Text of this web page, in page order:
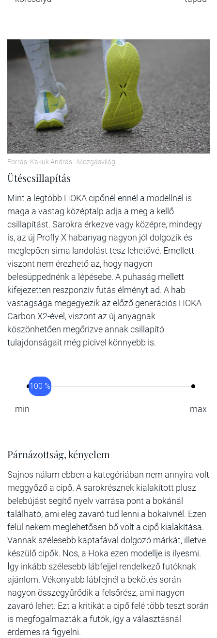
Forrás: Kakuk András - Mozgásvilág
Ütéscsillapítás
Mint a legtöbb HOKA cipőnél ennél a modellnél is
maga a vastag középtalp adja a meg a kellő
csillapítást. Sarokra érkezve vagy középre, mindegy
is, az új Profly X habanyag nagyon jól dolgozik és
meglepően sima landolást tesz lehetővé. Emellett
viszont nem érezhető az, hogy nagyon
belesüppednénk a lépésebe. A puhaság mellett
kifejezetten reszponzív futás élményt ad. A hab
vastagsága megegyezik az előző generációs HOKA
Carbon X2-ével, viszont az új anyagnak
köszönhetően megőrizve annak csillapító
tulajdonságait még picivel könnyebb is.
100 %
min max
Párnázottság, kényelem
Sajnos nálam ebben a kategóriában nem annyira volt
meggyőző a cipő. A sarokrésznek kialakított plusz
belebújást segítő nyelv varrása pont a bokánál
található, ami elég zavaró tud lenni a bokaívnél. Ezen
felül nekem meglehetősen bő volt a cipő kialakítása.
Vannak szélesebb kaptafával dolgozó márkát, illetve
készülő cipők. Nos, a Hoka ezen modellje is ilyesmi.
Így inkább szélesebb lábfejjel rendelkező futóknak
ajánlom. Vékonyabb lábfejnél a bekötés során
nagyon összegyűrődik a felsőrész, ami nagyon
zavaró lehet. Ezt a kritikát a cipő felé több teszt során
is megfogalmazták a futók, így a választásnál
érdemes rá figyelni.